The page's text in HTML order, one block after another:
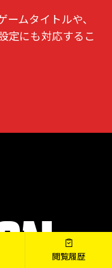
ムタイトルや、
定にも対応するこ
閲覧履歴